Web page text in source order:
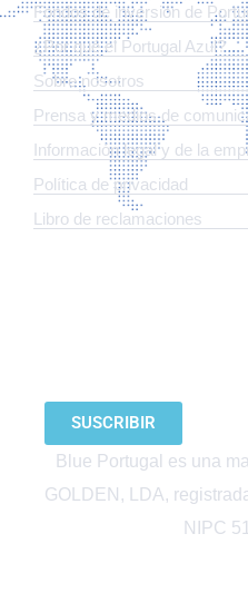
Fondos de inversión de
¿Por qué el Portugal Azul?
Sobre nosotros
Prensa y medios de
Información legal y de la
Política de privacidad
Libro de reclamaciones
SUSCRIBIR
Blue Portugal es una
GOLDEN, LDA,
NIPC